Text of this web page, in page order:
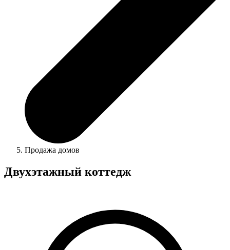
Продажа домов
Двухэтажный коттедж